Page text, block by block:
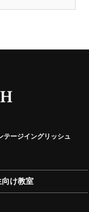
ージイングリッシュ
け教室